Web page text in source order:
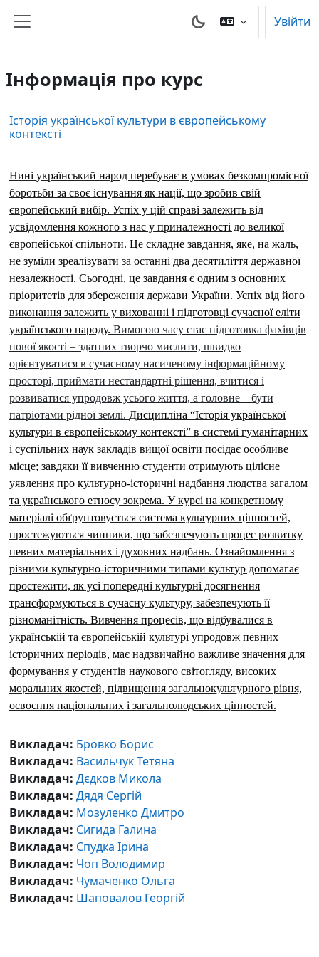
Бокова панель
Увійти
Інформація про курс
Історія української культури в європейському
контексті
Нині український народ перебуває в умовах безкомпромісної
боротьби за своє існування як нації, що зробив свій
європейський вибір. Успіх у цій справі залежить від
усвідомлення кожного з нас у приналежності до великої
європейської спільноти. Це складне завдання, яке, на жаль,
не зуміли зреалізувати за останні два десятиліття державної
незалежності. Сьогодні, це завдання є одним з основних
пріоритетів для збереження держави України. Успіх від його
виконання залежить у вихованні і підготовці сучасної еліти
українського народу. Вимогою часу стає підготовка фахівців
нової якості – здатних творчо мислити, швидко
орієнтуватися в сучасному насиченому інформаційному
просторі, приймати нестандартні рішення, вчитися і
розвиватися упродовж усього життя, а головне – бути
патріотами рідної землі. Дисципліна “Історія української
культури в європейському контексті” в системі гуманітарних
і суспільних наук закладів вищої освіти посідає особливе
місце; завдяки її вивченню студенти отримують цілісне
уявлення про культурно-історичні надбання людства загалом
та українського етносу зокрема. У курсі на конкретному
матеріалі обґрунтовується система культурних цінностей,
простежуються чинники, що забезпечують процес розвитку
певних матеріальних і духовних надбань. Ознайомлення з
різними культурно-історичними типами культур допомагає
простежити, як усі попередні культурні досягнення
трансформуються в сучасну культуру, забезпечують її
різноманітність. Вивчення процесів, що відбувалися в
українській та європейській культурі упродовж певних
історичних періодів, має надзвичайно важливе значення для
формування у студентів наукового світогляду, високих
моральних якостей, підвищення загальнокультурного рівня,
освоєння національних і загальнолюдських цінностей.
Викладач: Бровко Борис
Викладач: Васильчук Тетяна
Викладач: Дєдков Микола
Викладач: Дядя Сергій
Викладач: Мозуленко Дмитро
Викладач: Сигида Галина
Викладач: Спудка Ірина
Викладач: Чоп Володимир
Викладач: Чумаченко Ольга
Викладач: Шаповалов Георгій